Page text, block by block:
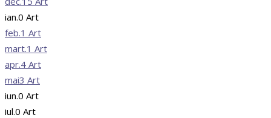
ian.0 Art
feb.1 Art
mart.1 Art
apr.4 Art
mai3 Art
iun.0 Art
iul.0 Art